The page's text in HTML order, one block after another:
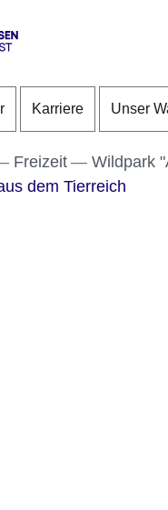
zum Kopf der
zum Inhalt
zum Fuß der
Karriere Unser
Freizeit
Wildpark
dem Tierreich